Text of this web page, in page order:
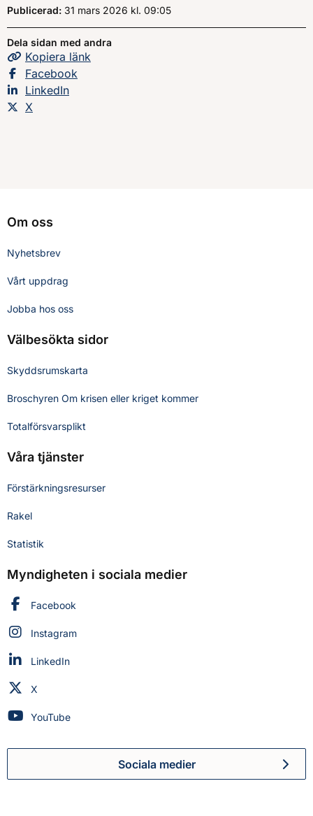
Publicerad: 31 mars 2026 kl. , Klockan
09:05
Dela sidan med andra
Kopiera sidans
länk
Dela sidan på
Facebook
Dela sidan på
LinkedIn
Dela sidan på
X
Om oss
Nyhetsbrev
Vårt uppdrag
Jobba hos oss
Välbesökta sidor
Skyddsrumskarta
Broschyren Om krisen eller kriget kommer
Totalförsvarsplikt
Våra tjänster
Förstärkningsresurser
Rakel
Statistik
Myndigheten i sociala medier
Myndigheten för civilt försvar på
Facebook
Myndigheten för civilt försvar på
Instagram
Myndigheten för civilt försvar på
LinkedIn
Myndigheten för civilt försvar på
X
Myndigheten för civilt försvar på
YouTube
Myndigheten för civilt
Sociala medier